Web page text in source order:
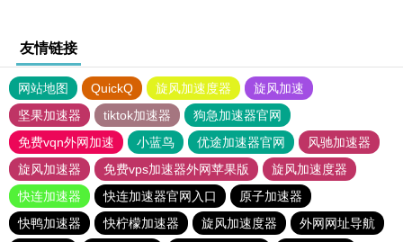
友情链接
网站地图 QuickQ 旋风加速度器
旋风加速
坚果加速器
tiktok加速器
狗急加速器官网
免费vqn外网加速
小蓝鸟 优途加速器官网
风驰加速器
旋风加速器
免费vps加速器外网苹果版
旋风加速度器
快连加速器
快连加速器官网入口
原子加速器
快鸭加速器
快柠檬加速器 旋风加速度器
外网网址导航